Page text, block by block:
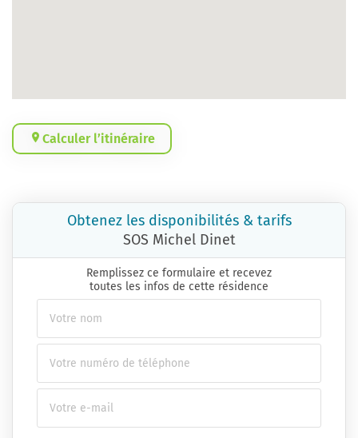
Calculer l’itinéraire
Obtenez les disponibilités & tarifs
SOS Michel Dinet
Remplissez ce formulaire et recevez
toutes les infos de cette résidence